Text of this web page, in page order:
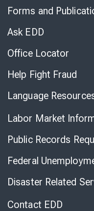
Forms and
Ask EDD
Office Locator
Help Fight Fraud
Language
Labor Market
Public Records
Federal
Disaster Related
Contact EDD